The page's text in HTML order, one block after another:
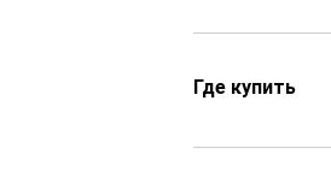
Где купить